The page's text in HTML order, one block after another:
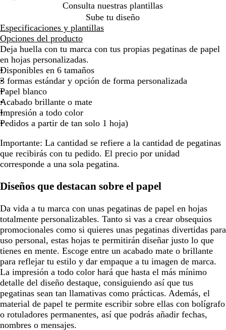
Consulta nuestras plantillas
Sube tu diseño
Especificaciones y plantillas
Opciones del producto
Deja huella con tu marca con tus propias pegatinas de papel
en hojas personalizadas.
Disponibles en 6 tamaños
3 formas estándar y opción de forma personalizada
Papel blanco
Acabado brillante o mate
Impresión a todo color
Pedidos a partir de tan solo 1 hoja)
Importante: La cantidad se refiere a la cantidad de pegatinas
que recibirás con tu pedido. El precio por unidad
corresponde a una sola pegatina.
Diseños que destacan sobre el papel
Da vida a tu marca con unas pegatinas de papel en hojas
totalmente personalizables. Tanto si vas a crear obsequios
promocionales como si quieres unas pegatinas divertidas para
uso personal, estas hojas te permitirán diseñar justo lo que
tienes en mente. Escoge entre un acabado mate o brillante
para reflejar tu estilo y dar empaque a tu imagen de marca.
La impresión a todo color hará que hasta el más mínimo
detalle del diseño destaque, consiguiendo así que tus
pegatinas sean tan llamativas como prácticas. Además, el
material de papel te permite escribir sobre ellas con bolígrafo
o rotuladores permanentes, así que podrás añadir fechas,
nombres o mensajes.